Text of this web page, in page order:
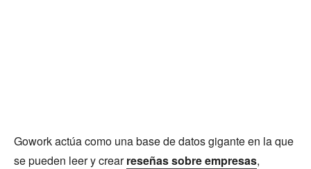
Gowork actúa como una base de datos gigante en la que
se pueden leer y crearreseñas sobre empresas,